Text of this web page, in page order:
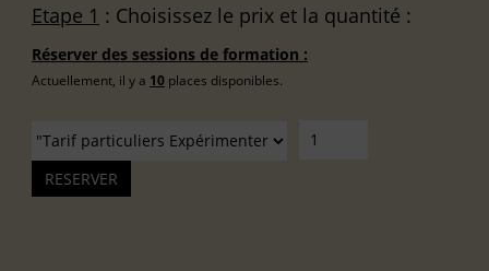
Etape 1 : Choisissez le prix et la quantité :
Réserver des sessions de formation :
Actuellement, il y a 10 places disponibles.